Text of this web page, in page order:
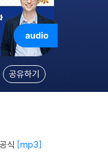
공유하기
식 mp3